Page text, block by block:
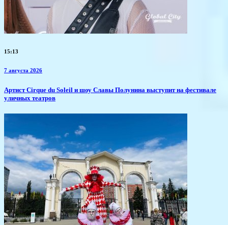
15:13
7 августа 2026
Артист Cirque du Soleil и шоу Славы Полунина выступит на фестивале
уличных театров